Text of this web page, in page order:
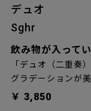
デュオ
Sghr
飲み物が入って
「デュオ（二重奏
グラデーションが
￥ 3,850